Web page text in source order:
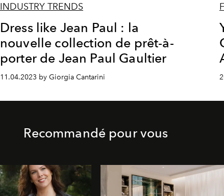
INDUSTRY TRENDS
Dress like Jean Paul : la
nouvelle collection de prêt-à-
porter de Jean Paul Gaultier
11.04.2023 by Giorgia Cantarini
Recommandé pour vous